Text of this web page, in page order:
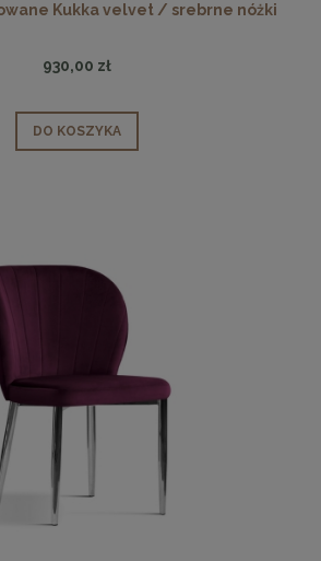
Kukka velvet / srebrne nóżki
930,00 zł
DO KOSZYKA